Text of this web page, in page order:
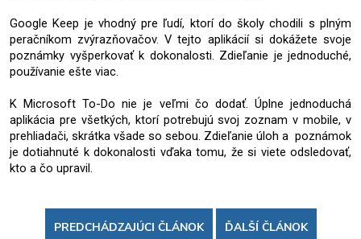
Google Keep je vhodný pre ľudí, ktorí do školy chodili s plným
peračníkom zvýrazňovačov. V tejto aplikácií si dokážete svoje
poznámky vyšperkovať k dokonalosti. Zdieľanie je jednoduché,
používanie ešte viac.
K Microsoft To-Do nie je veľmi čo dodať. Úplne jednoduchá
aplikácia pre všetkých, ktorí potrebujú svoj zoznam v mobile, v
prehliadači, skrátka všade so sebou. Zdieľanie úloh a  poznámok
je dotiahnuté k dokonalosti vďaka tomu, že si viete odsledovať,
kto a čo upravil.
PREDCHÁDZAJÚCI ČLÁNOK ĎALŠÍ ČLÁNOK